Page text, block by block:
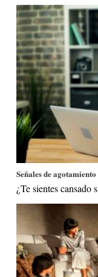
Señales de agotamiento
¿Te sientes cansado